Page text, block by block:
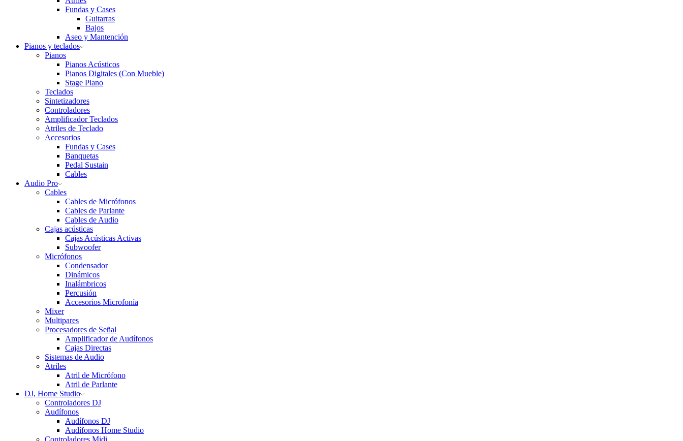
Fundas y Cases
Guitarras
Bajos
Aseo y Mantención
Pianos y teclados
Pianos
Pianos Acústicos
Pianos Digitales (Con Mueble)
Stage Piano
Teclados
Sintetizadores
Controladores
Amplificador Teclados
Atriles de Teclado
Accesorios
Fundas y Cases
Banquetas
Pedal Sustain
Cables
Audio Pro
Cables
Cables de Micrófonos
Cables de Parlante
Cables de Audio
Cajas acústicas
Cajas Acústicas Activas
Subwoofer
Micrófonos
Condensador
Dinámicos
Inalámbricos
Percusión
Accesorios Microfonía
Mixer
Multipares
Procesadores de Señal
Amplificador de Audífonos
Cajas Directas
Sistemas de Audio
Atriles
Atril de Micrófono
Atril de Parlante
DJ, Home Studio
Controladores DJ
Audífonos
Audífonos DJ
Audífonos Home Studio
Controladores Midi